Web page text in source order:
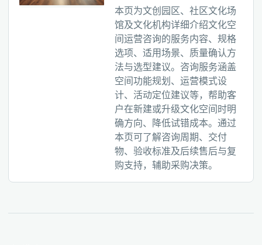
本页为文创园区、社区文化场
馆及文化机构详细介绍文化空
间运营咨询的服务内容、规格
选项、适用场景、质量确认方
法与选型建议。咨询服务涵盖
空间功能规划、运营模式设
计、活动定位建议等，帮助客
户在新建或升级文化空间时明
确方向、降低试错成本。通过
本页可了解咨询周期、交付
物、验收标准及后续售后与复
购支持，辅助采购决策。